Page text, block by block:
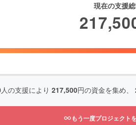
現在の支援
人の支援により 217,500円の資金を集め、
もう一度プロジェクト